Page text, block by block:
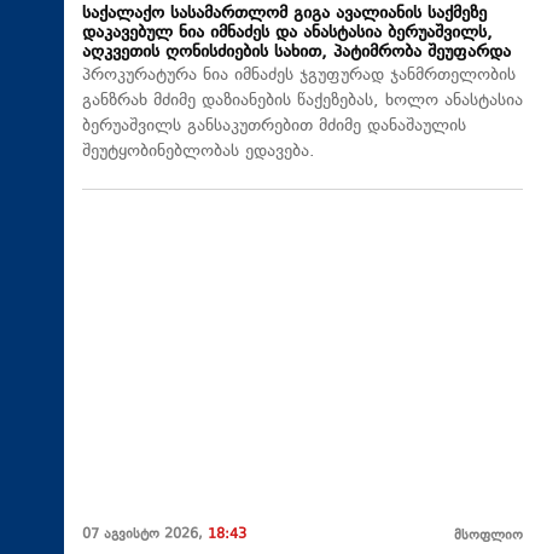
საქალაქო სასამართლომ გიგა ავალიანის საქმეზე
დაკავებულ ნია იმნაძეს და ანასტასია ბერუაშვილს,
აღკვეთის ღონისძიების სახით, პატიმრობა შეუფარდა
პროკურატურა ნია იმნაძეს ჯგუფურად ჯანმრთელობის
განზრახ მძიმე დაზიანების წაქეზებას, ხოლო ანასტასია
ბერუაშვილს განსაკუთრებით მძიმე დანაშაულის
შეუტყობინებლობას ედავება.
07 აგვისტო 2026, 18:43 მსოფლიო